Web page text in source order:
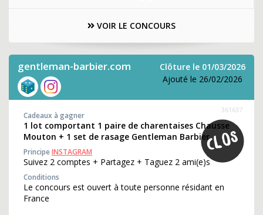
VOIR LE CONCOURS
gentleman-barbier.com
Clôture le 01/03/2026
Ajouté le 26/02/2026
361637
Cadeaux à gagner
1 lot comportant 1 paire de charentaises Chausse
Mouton + 1 set de rasage Gentleman Barbier
PrincipeINSTAGRAM
Suivez 2 comptes + Partagez + Taguez 2 ami(e)s
Conditions
Le concours est ouvert à toute personne résidant en
France